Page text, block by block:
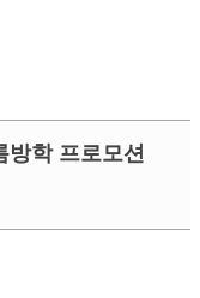
방학 프로모션